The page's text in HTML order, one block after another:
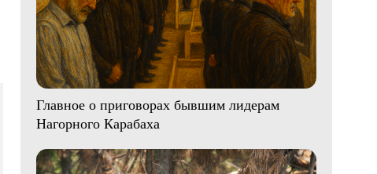
Главное о приговорах бывшим лидерам
Нагорного Карабаха